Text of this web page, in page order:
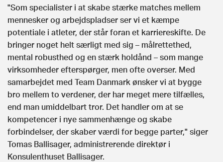
"Som specialister i at skabe stærke matches mellem
mennesker og arbejdspladser ser vi et kæmpe
potentiale i atleter, der står foran et karriereskifte. De
bringer noget helt særligt med sig – målrettethed,
mental robusthed og en stærk holdånd – som mange
virksomheder efterspørger, men ofte overser. Med
samarbejdet med Team Danmark ønsker vi at bygge
bro mellem to verdener, der har meget mere tilfælles,
end man umiddelbart tror. Det handler om at se
kompetencer i nye sammenhænge og skabe
forbindelser, der skaber værdi for begge parter," siger
Tomas Ballisager, administrerende direktør i
Konsulenthuset Ballisager.